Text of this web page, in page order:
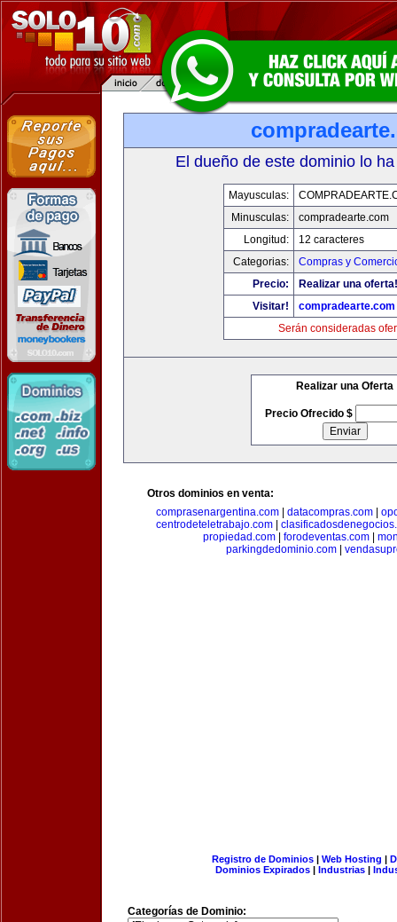
El dueño de este dominio lo
Mayusculas:
Minusculas:
compradearte.com
Longitud:
12 caracteres
Categorias:
Compras y
Precio:
Realizar una oferta!
Visitar!
compradearte.com
Serán consideradas
Realizar una Oferta
Precio Ofrecido $
Otros dominios en venta:
comprasenargentina.com| datacompras.com|
centrodeteletrabajo.com
propiedad.com
forodeventas.com
parkingdedominio.com|
Registro de Dominios| Web Hosting |
Dominios Expirados | Industrias |
Categorías de Dominio: